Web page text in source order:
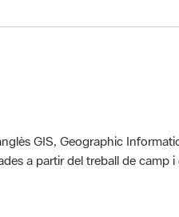
GIS, Geographic
a partir del treball de camp